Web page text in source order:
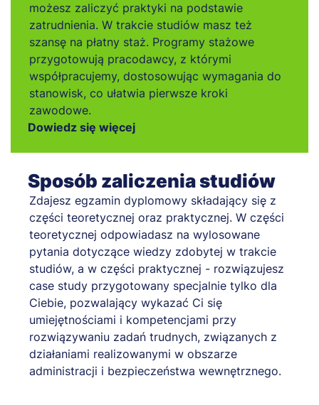
możesz zaliczyć praktyki na podstawie
zatrudnienia. W trakcie studiów masz też
szansę na płatny staż. Programy stażowe
przygotowują pracodawcy, z którymi
współpracujemy, dostosowując wymagania do
stanowisk, co ułatwia pierwsze kroki
zawodowe.
Dowiedz się więcej
Sposób zaliczenia studiów
Zdajesz egzamin dyplomowy składający się z
części teoretycznej oraz praktycznej. W części
teoretycznej odpowiadasz na wylosowane
pytania dotyczące wiedzy zdobytej w trakcie
studiów, a w części praktycznej - rozwiązujesz
case study przygotowany specjalnie tylko dla
Ciebie, pozwalający wykazać Ci się
umiejętnościami i kompetencjami przy
rozwiązywaniu zadań trudnych, związanych z
działaniami realizowanymi w obszarze
administracji i bezpieczeństwa wewnętrznego.